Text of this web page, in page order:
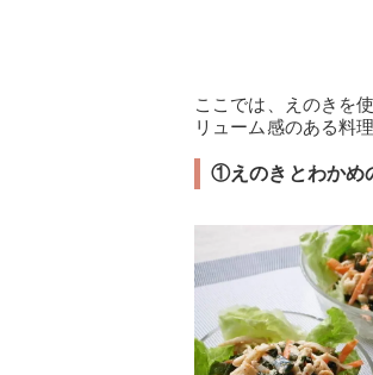
ここでは、えのきを
リューム感のある料
①えのきとわかめ